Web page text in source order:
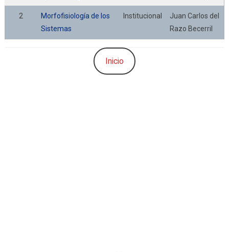
2
Morfofisiología de los
Sistemas
Institucional
Juan Carlos del
Razo Becerril
Inicio